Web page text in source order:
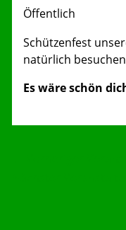
Öffentlich
Schützenfest
natürlich besuchen
Es wäre schön